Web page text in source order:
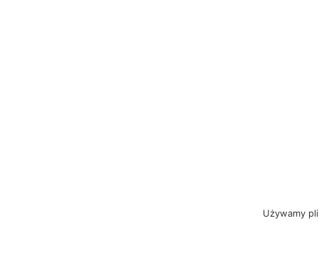
Używamy